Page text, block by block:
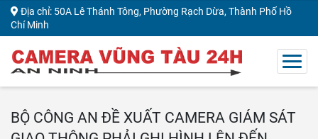
Địa chỉ: 50A Lê Thánh Tông, Phường Rạch Dừa, Thành Phố Hồ
Chí Minh
BỘ CÔNG AN ĐỀ XUẤT CAMERA GIÁM SÁT